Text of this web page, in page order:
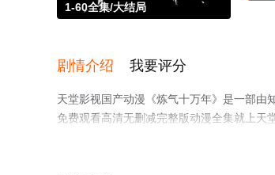
1-60全集/大结局
剧情介绍 我要评分
天堂影视国产动漫《炼气十万年》是一部由
免费观看高清无删减完整版动漫全集就上天